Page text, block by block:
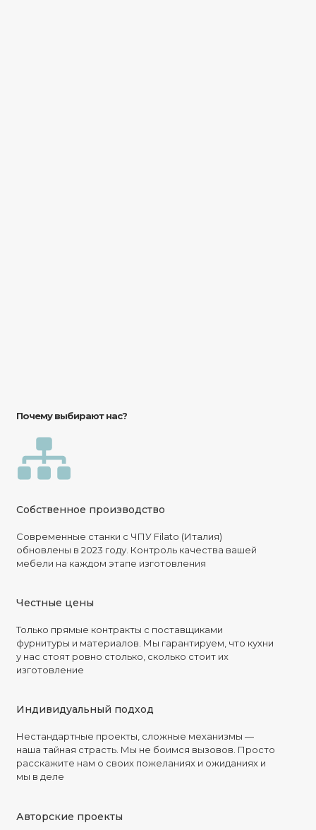
Почему выбирают нас?
Собственное производство
Современные станки с ЧПУ Filato (Италия)
обновлены в 2023 году. Контроль качества вашей
мебели на каждом этапе изготовления
Честные цены
Только прямые контракты с поставщиками
фурнитуры и материалов. Мы гарантируем, что кухни
у нас стоят ровно столько, сколько стоит их
изготовление
Индивидуальный подход
Нестандартные проекты, сложные механизмы —
наша тайная страсть. Мы не боимся вызовов. Просто
расскажите нам о своих пожеланиях и ожиданиях и
мы в деле
Авторские проекты